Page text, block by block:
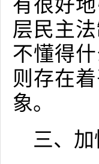
有很好
层民主
不懂得
则存在
象。
三、加